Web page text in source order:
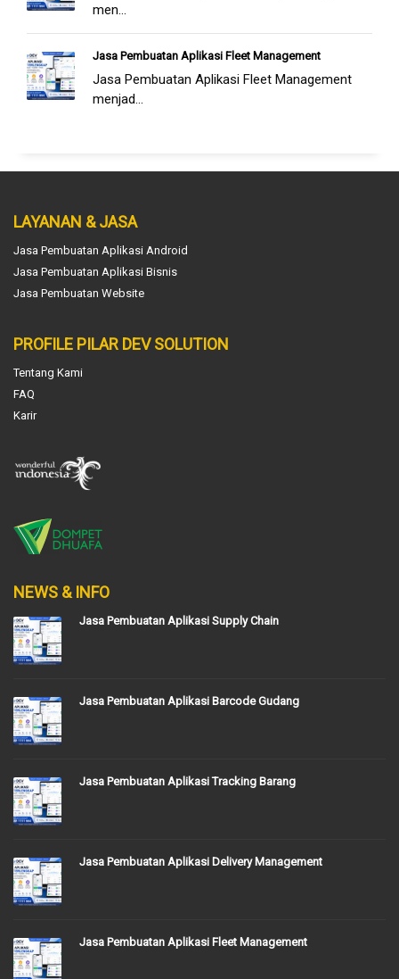
men...
Jasa Pembuatan Aplikasi Fleet Management
Jasa Pembuatan Aplikasi Fleet Management
menjad...
LAYANAN & JASA
Jasa Pembuatan Aplikasi Android
Jasa Pembuatan Aplikasi Bisnis
Jasa Pembuatan Website
PROFILE PILAR DEV SOLUTION
Tentang Kami
FAQ
Karir
NEWS & INFO
Jasa Pembuatan Aplikasi Supply Chain
Jasa Pembuatan Aplikasi Barcode Gudang
Jasa Pembuatan Aplikasi Tracking Barang
Jasa Pembuatan Aplikasi Delivery Management
Jasa Pembuatan Aplikasi Fleet Management